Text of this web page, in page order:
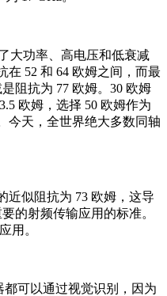
大功率、高电压和低衰减
在 52 和 64 欧姆之间，而最
阻抗为 77 欧姆。30 欧姆
欧姆，选择 50 欧姆作为
今天，全世界绝大多数同轴
近似阻抗为 73 欧姆，这导
的射频传输应用的标准。
用。
都可以通过视觉识别，因为